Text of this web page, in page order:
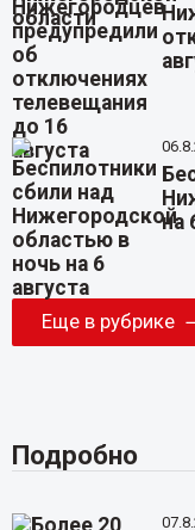
на
Еще в рубрике
Подробно